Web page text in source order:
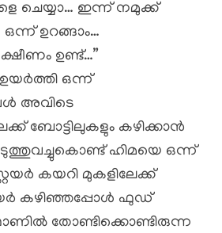
ചെയ്യാ… ഇന്ന് നമുക്ക്
ഉറങ്ങാം…
ഉണ്ട്…”
ഒന്ന്
അവിടെ
ബോട്ടിലുകളും കഴിക്കാൻ
ഹിമയെ ഒന്ന്
കയറി മുകളിലേക്ക്
കഴിഞ്ഞപ്പോൾ ഫുഡ്‌
തോണ്ടിക്കൊണ്ടിരുന്ന